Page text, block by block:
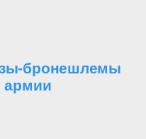
бронешлемы
армии